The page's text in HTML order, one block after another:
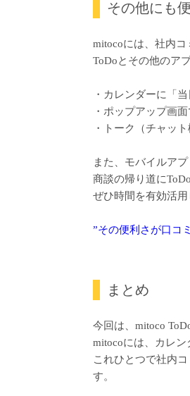
その他にも
mitocoには、社内コ
ToDoとその他のア
・カレンダーに「
・ポップアップ画
・トーク（チャッ
また、モバイルア
商談の帰り道に
ぜひ時間を有効活用
”その便利さが口コ
まとめ
今回は、mitoco
mitocoには、カレン
これひとつで社内
す。